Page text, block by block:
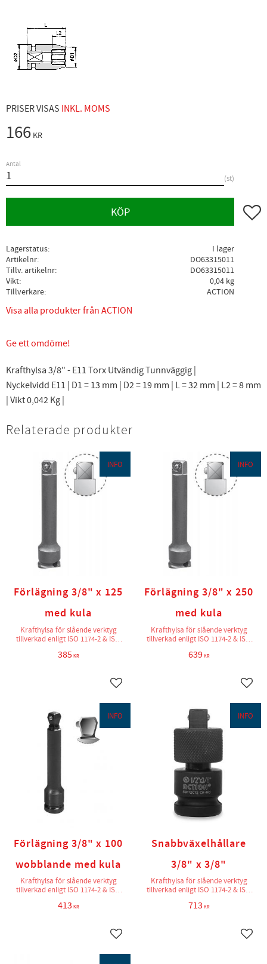
PRISER VISAS INKL. MOMS
166 KR
Antal
st
KÖP Lägg
Lagerstatus
I lager
Artikelnr
DO63315011
Tillv. artikelnr
DO63315011
Vikt
0,04 kg
Tillverkare
ACTION
Visa alla produkter från ACTION
Ge ett omdöme!
Krafthylsa 3/8" - E11 Torx Utvändig Tunnväggig |
Nyckelvidd E11 | D1 = 13 mm | D2 = 19 mm | L = 32 mm | L2 = 8 mm
| Vikt 0,042 Kg |
Relaterade produkter
Förlägning 3/8" x 125
med kula
Krafthylsa för slående verktyg
tillverkad enligt ISO 1174-2 & ISO
385KR
Lägg till i favoriter
INFO
Förlägning 3/8" x 250
med kula
Krafthylsa för slående verktyg
tillverkad enligt ISO 1174-2 & ISO
639KR
INFO
Förlägning 3/8" x 100
wobblande med kula
Krafthylsa för slående verktyg
tillverkad enligt ISO 1174-2 & ISO
413 KR
Lägg till i favoriter
INFO
Snabbväxelhållare
3/8" x 3/8"
Krafthylsa för slående verktyg
tillverkad enligt ISO 1174-2 & ISO
713 KR
INFO